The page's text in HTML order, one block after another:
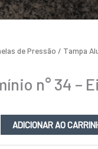
de Pressão / Tampa
n° 34 –
ADICIONAR AO